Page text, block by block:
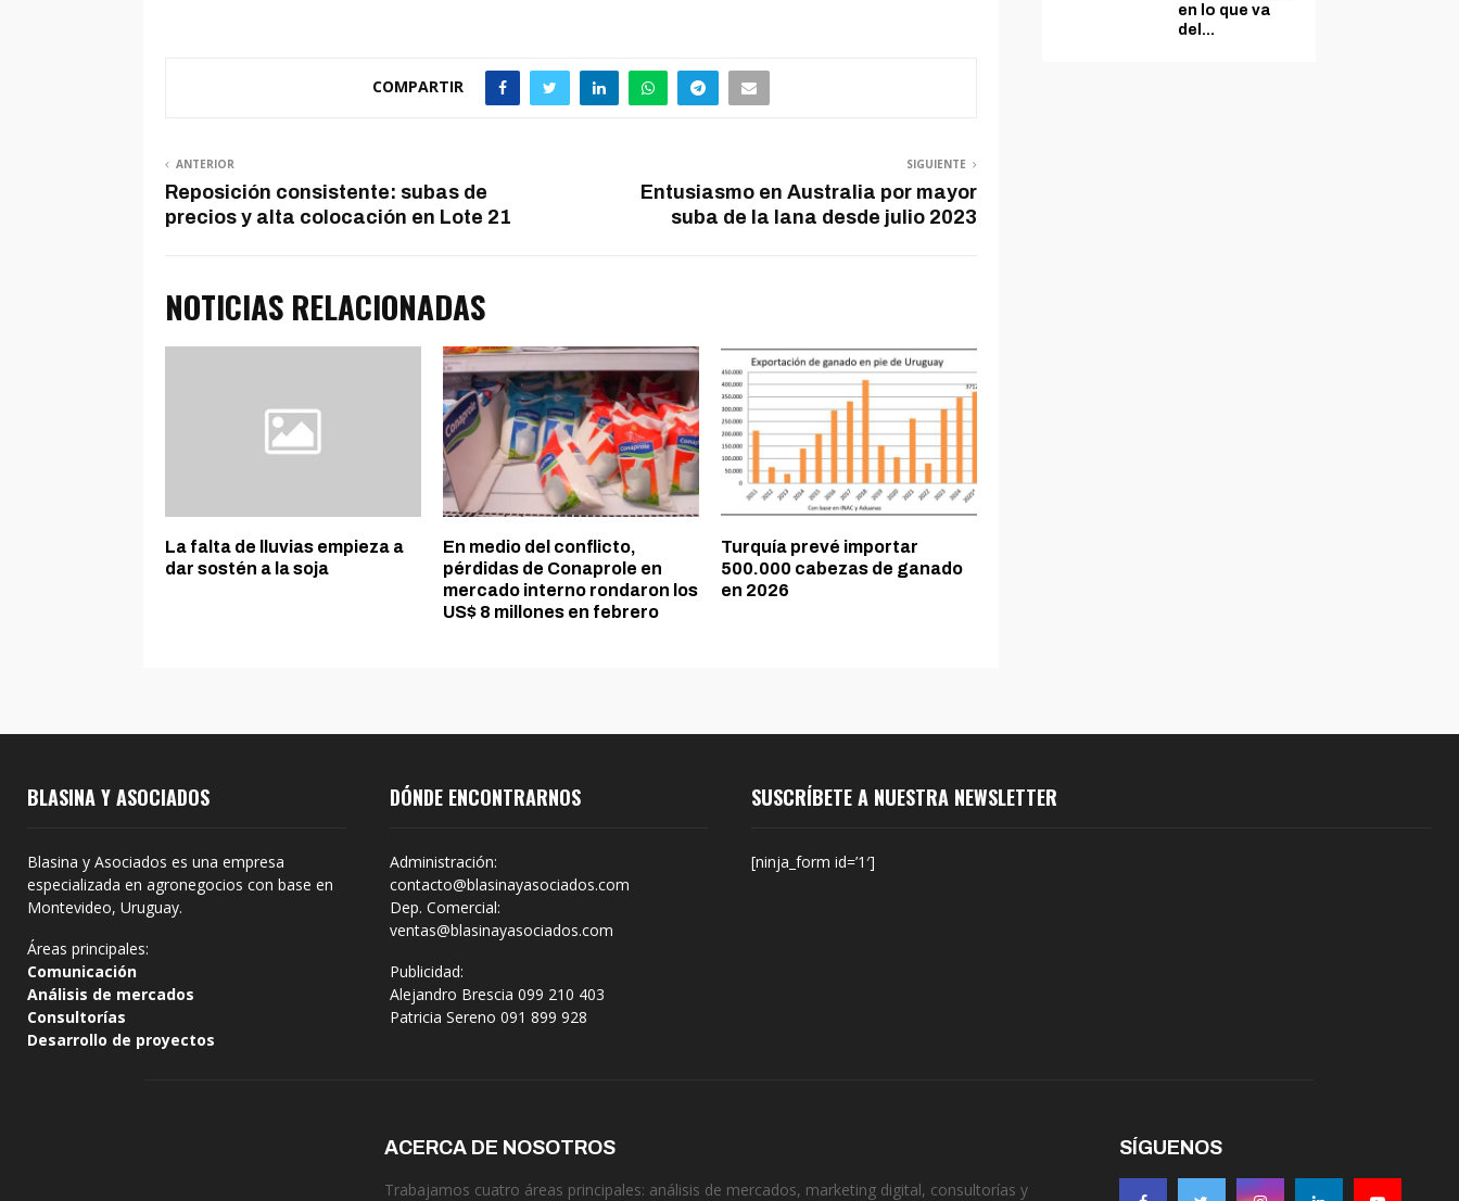
COMPARTIR
ANTERIOR
Reposición consistente: subas de
precios y alta colocación en Lote 21
SIGUIENTE
Entusiasmo en Australia por mayor
suba de la lana desde julio 2023
NOTICIAS RELACIONADAS
La falta de lluvias empieza a
dar sostén a la soja
En medio del conflicto,
pérdidas de Conaprole en
mercado interno rondaron los
US$ 8 millones en febrero
Turquía prevé importar
500.000 cabezas de ganado
en 2026
en lo que va
del...
BLASINA Y ASOCIADOS
Blasina y Asociados es una empresa
especializada en agronegocios con base en
Montevideo, Uruguay.
Áreas principales:
Comunicación
Análisis de mercados
Consultorías
Desarrollo de proyectos
DÓNDE ENCONTRARNOS
Administración:
contacto@blasinayasociados.com
Dep. Comercial:
ventas@blasinayasociados.com
Publicidad:
Alejandro Brescia 099 210 403
Patricia Sereno 091 899 928
SUSCRÍBETE A NUESTRA NEWSLETTER
[ninja_form id=’1′]
ACERCA DE NOSOTROS
Trabajamos cuatro áreas principales: análisis de mercados, marketing digital, consultorías y
SÍGUENOS